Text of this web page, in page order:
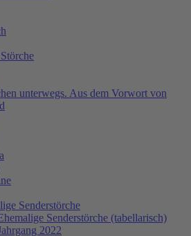
unterwegs. Aus dem Vorwort von
Senderstörche
Senderstörche (tabellarisch)
2022